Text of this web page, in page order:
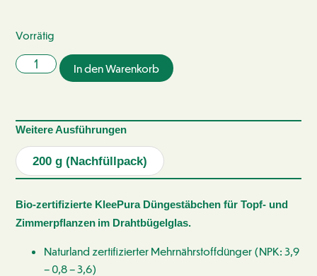
Vorrätig
In den Warenkorb
Weitere Ausführungen
200 g (Nachfüllpack)
Bio-zertifizierte KleePura Düngestäbchen für Topf- und
Zimmerpflanzen im Drahtbügelglas.
Naturland zertifizierter Mehrnährstoffdünger (NPK: 3,9
– 0,8 – 3,6)